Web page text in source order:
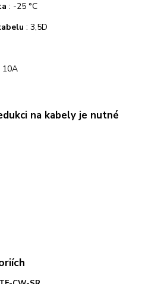
: -25 °C
: 3,5D
10A
na kabely je nutné